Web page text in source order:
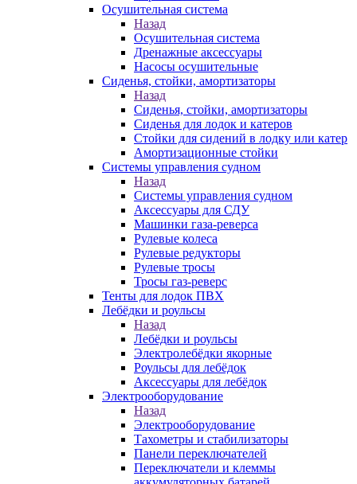
Осушительная система
Назад
Осушительная система
Дренажные аксессуары
Насосы осушительные
Сиденья, стойки, амортизаторы
Назад
Сиденья, стойки, амортизаторы
Сиденья для лодок и катеров
Стойки для сидений в лодку или катер
Амортизационные стойки
Системы управления судном
Назад
Системы управления судном
Аксессуары для СДУ
Машинки газа-реверса
Рулевые колеса
Рулевые редукторы
Рулевые тросы
Тросы газ-реверс
Тенты для лодок ПВХ
Лебёдки и роульсы
Назад
Лебёдки и роульсы
Электролебёдки якорные
Роульсы для лебёдок
Аксессуары для лебёдок
Электрооборудование
Назад
Электрооборудование
Тахометры и стабилизаторы
Панели переключателей
Переключатели и клеммы